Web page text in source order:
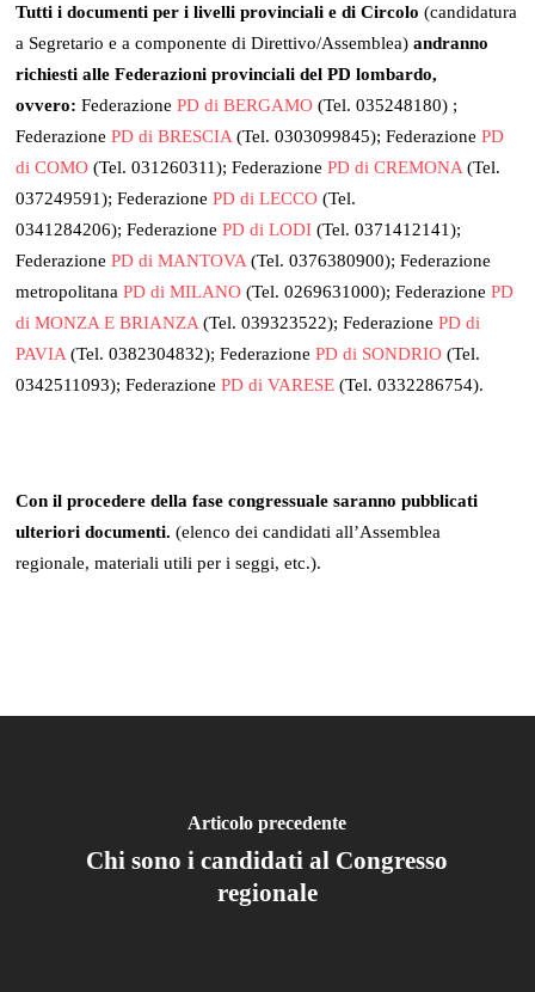
Tutti i documenti per i livelli provinciali e di Circolo(candidatura
a Segretario e a componente di Direttivo/Assemblea)andranno
richiesti alle Federazioni provinciali del PD lombardo,
ovvero:FederazionePD di BERGAMO (Tel. 035248180) ;
FederazionePD di BRESCIA (Tel. 0303099845); FederazionePD
di COMO (Tel. 031260311); FederazionePD di CREMONA (Tel.
037249591); FederazionePD di LECCO (Tel.
0341284206); FederazionePD di LODI (Tel. 0371412141);
FederazionePD di MANTOVA (Tel. 0376380900); Federazione
metropolitanaPD di MILANO (Tel. 0269631000); FederazionePD
di MONZA E BRIANZA (Tel. 039323522); FederazionePD di
PAVIA (Tel. 0382304832); FederazionePD di SONDRIO (Tel.
0342511093); FederazionePD di VARESE (Tel. 0332286754).
Con il procedere della fase congressuale saranno pubblicati
ulteriori documenti. (elenco dei candidati all’Assemblea
regionale, materiali utili per i seggi, etc.).
Articolo precedente
Chi sono i candidati al Congresso
regionale